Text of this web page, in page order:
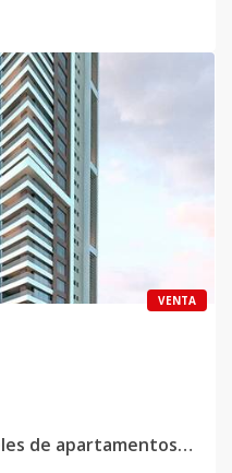
VENTA
Torre Moderna de 37 niveles de apartamentos, proyectados a 1 apartamento por niv